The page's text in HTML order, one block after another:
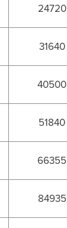
24720
31640
40500
51840
66355
84935